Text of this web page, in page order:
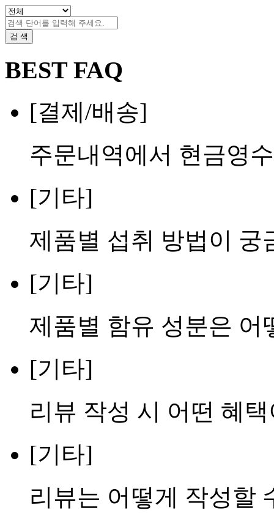
검 색
BEST FAQ
[결제/배송]
주문내역에서 현금영
[기타]
제품별 섭취 방법이 궁
[기타]
제품별 함유 성분은 어
[기타]
리뷰 작성 시 어떤 혜
[기타]
리뷰는 어떻게 작성할